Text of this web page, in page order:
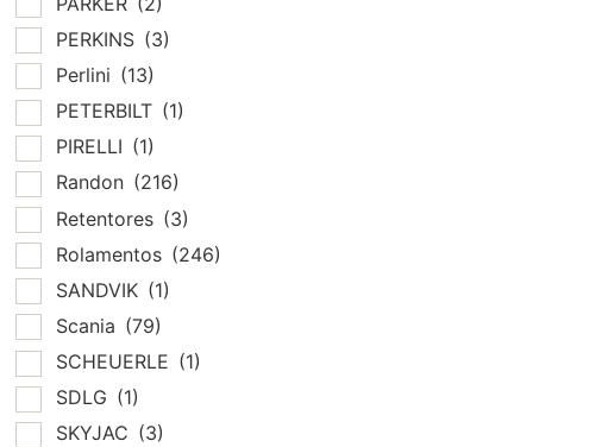
PERKINS (3)
Perlini (13)
PETERBILT (1)
PIRELLI (1)
Randon (216)
Retentores (3)
Rolamentos (246)
SANDVIK (1)
Scania (79)
SCHEUERLE (1)
SDLG (1)
SKYJAC (3)